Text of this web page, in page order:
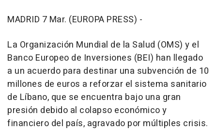
MADRID 7 Mar. (EUROPA PRESS) -
La Organización Mundial de la Salud (OMS) y el
Banco Europeo de Inversiones (BEI) han llegado
a un acuerdo para destinar una subvención de 10
millones de euros a reforzar el sistema sanitario
de Líbano, que se encuentra bajo una gran
presión debido al colapso económico y
financiero del país, agravado por múltiples crisis.